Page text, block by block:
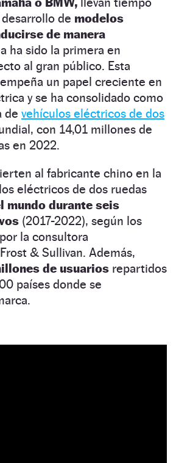
de modelos
de manera
ha sido la primera en
al gran público. Esta
un papel creciente en
y se ha consolidado como
de vehículos eléctricos de dos
con 14,01 millones de
en 2022.
al fabricante chino en la
eléctricos de dos ruedas
mundo durante seis
(2017-2022), según los
la consultora
& Sullivan. Además,
de usuarios repartidos
países donde se